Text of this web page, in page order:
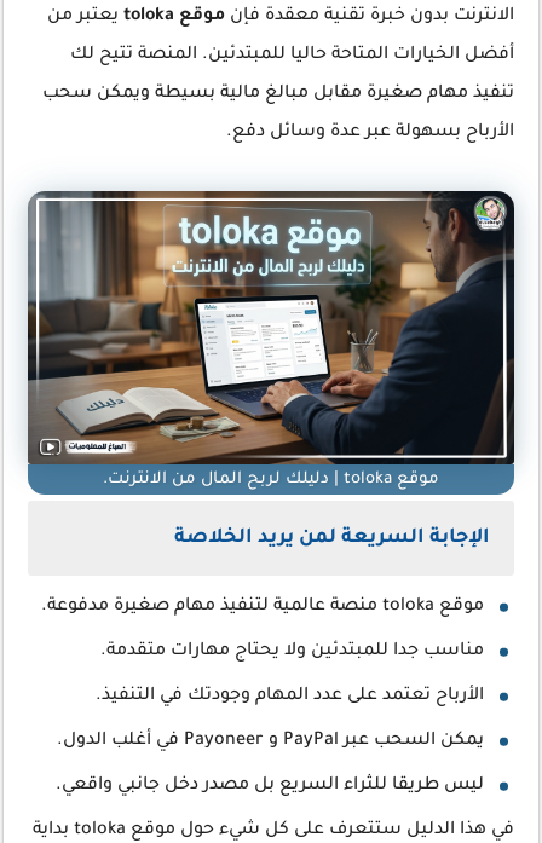
الانترنت بدون خبرة تقنية معقدة فإن موقع toloka
يعتبر من
أفضل الخيارات المتاحة حاليا للمبتدئين. المنصة تتيح لك
تنفيذ مهام صغيرة مقابل مبالغ مالية بسيطة ويمكن سحب
الأرباح بسهولة عبر عدة وسائل دفع.
موقع toloka | دليلك لربح المال من الانترنت.
الإجابة السريعة لمن يريد الخلاصة
موقع toloka منصة عالمية لتنفيذ مهام صغيرة مدفوعة.
مناسب جدا للمبتدئين ولا يحتاج مهارات متقدمة.
الأرباح تعتمد على عدد المهام وجودتك في التنفيذ.
يمكن السحب عبر PayPal و Payoneer في أغلب الدول.
ليس طريقا للثراء السريع بل مصدر دخل جانبي واقعي.
في هذا الدليل ستتعرف على كل شيء حول موقع toloka بداية